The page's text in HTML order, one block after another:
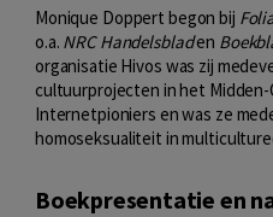
Monique Doppert begon bij
o.a. NRC Handelsbladen
organisatie Hivos was zij
cultuurprojecten in het
Internetpioniers en was ze
homoseksualiteit in
Boekpresentatie en